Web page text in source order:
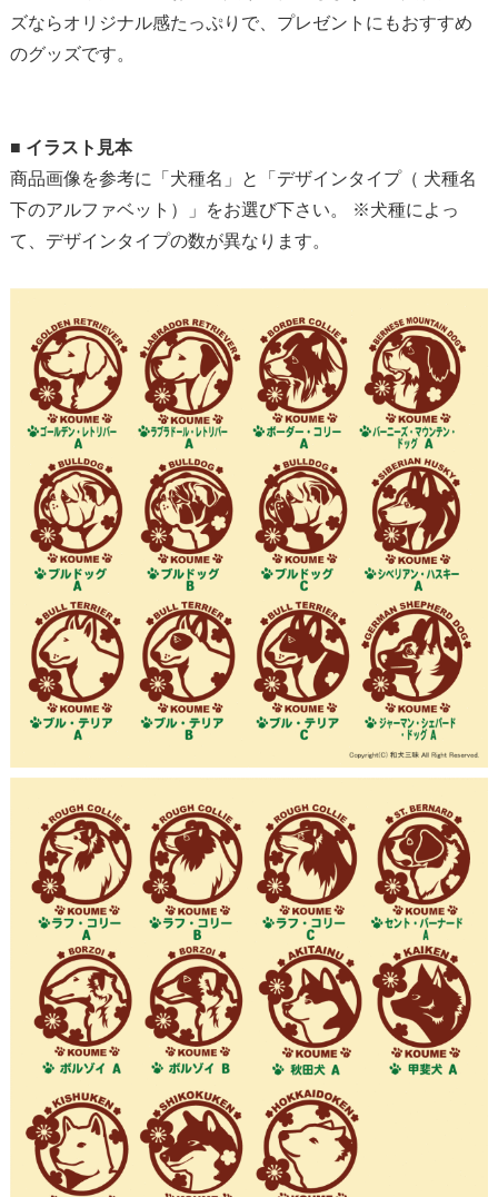
ズならオリジナル感たっぷりで、プレゼントにもおすすめ
のグッズです。
■ イラスト見本
商品画像を参考に「犬種名」と「デザインタイプ（ 犬種名
下のアルファベット）」をお選び下さい。 ※犬種によっ
て、デザインタイプの数が異なります。